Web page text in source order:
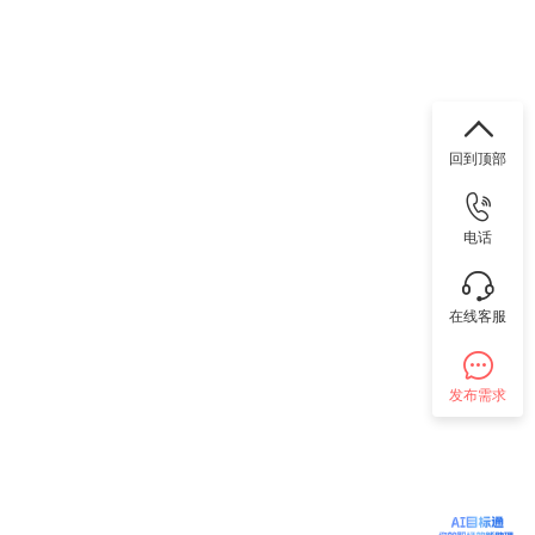
回到顶部
电话
在线客服
发布需求